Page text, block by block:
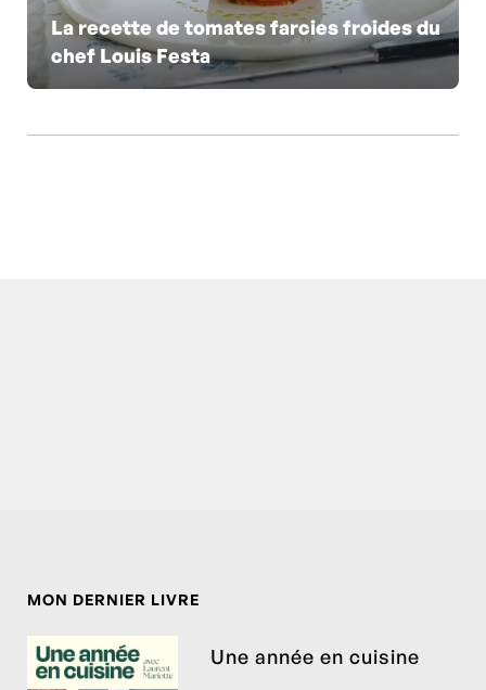
La recette de tomates farcies froides du
chef Louis Festa
MON DERNIER LIVRE
Une année en cuisine